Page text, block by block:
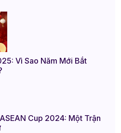
Vì Sao Năm Mới Bắt
Cup 2024: Một Trận